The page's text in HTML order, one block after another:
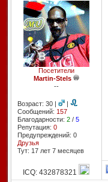
Посетители
Martin-Stels
--
Возраст: 30 |
|
Сообщений: 157
Благодарности: 2/ 5
Репутация: 0
Предупреждений: 0
Друзья
Тут: 17 лет 7 месяцев
ICQ: 432878321